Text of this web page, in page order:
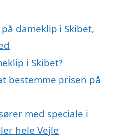
dameklip i Skibet,
i Skibet?
bestemme prisen på
med speciale i
hele Vejle